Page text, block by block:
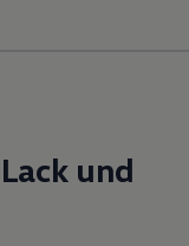
Lack und